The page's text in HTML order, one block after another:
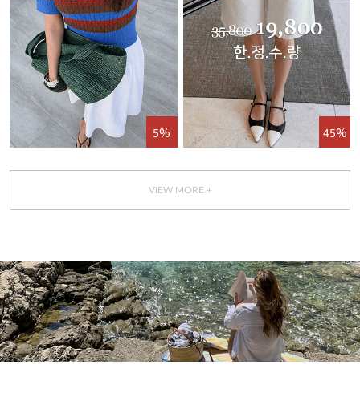
5% 45%
VIEW MORE +
MADE by NANING9